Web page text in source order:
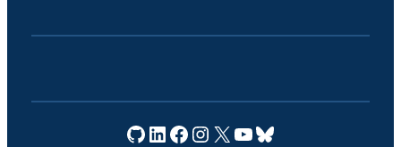
Seravo på GitHub
Seravo på LinkedIn
Seravo på Facebook
Seravo på Instagram
Seravo på X Seravo på YouTube
Bluesky